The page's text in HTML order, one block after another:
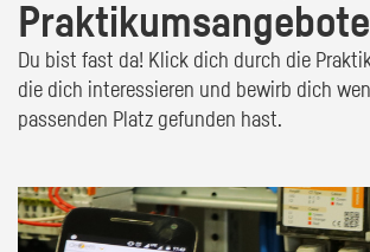
Du bist fast da! Klick dich durch die
die dich interessieren und bewirb dich
passenden Platz gefunden hast.